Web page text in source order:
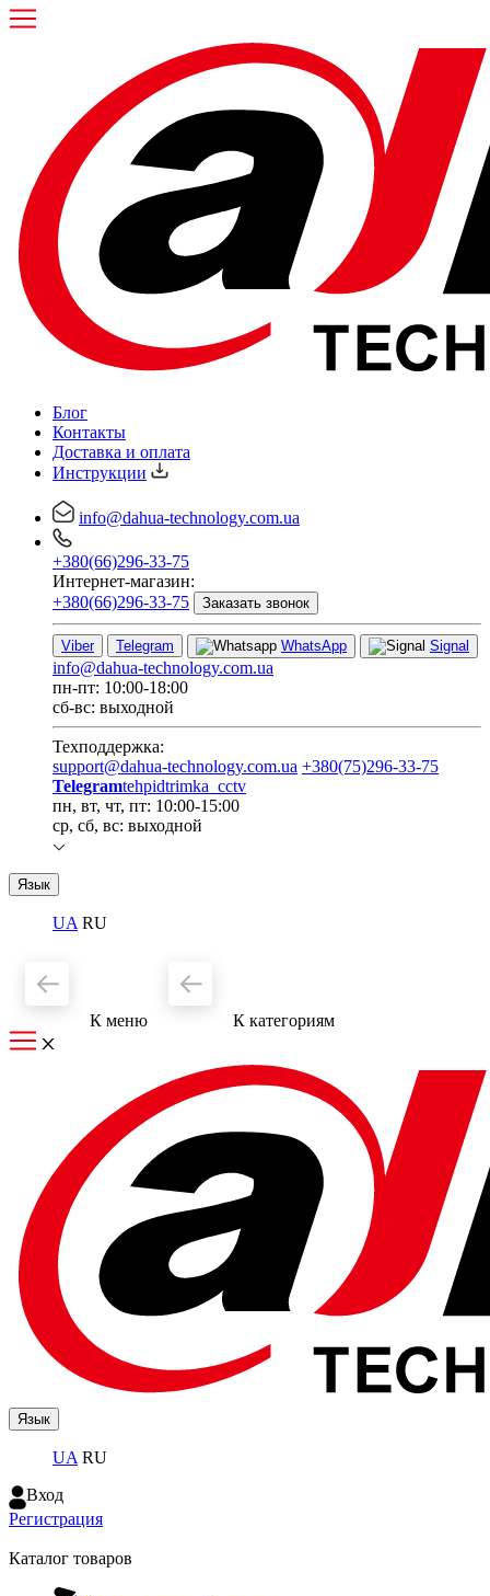
Блог
Контакты
Доставка и оплата
Инструкции
info@dahua-technology.com.ua
+380(66)296-33-75
Интернет-магазин:
+380(66)296-33-75
Заказать звонок
Viber Telegram WhatsApp Signal
info@dahua-technology.com.ua
пн-пт: 10:00-18:00
сб-вс: выходной
Техподдержка:
support@dahua-technology.com.ua +380(75)296-33-75
Telegramtehpidtrimka_cctv
пн, вт, чт, пт: 10:00-15:00
ср, сб, вс: выходной
Язык
UA RU
К меню К категориям
Язык
UA RU
Вход
Регистрация
Каталог товаров